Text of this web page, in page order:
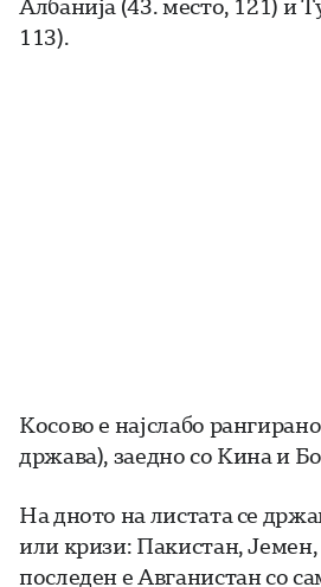
Албанија (43. место, 121) и
113).
Косово е најслабо
држава), заедно со Кина и
На дното на листата се
или кризи: Пакистан,
последен е Авганистан со